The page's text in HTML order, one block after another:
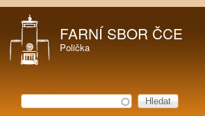
FARNÍ SBOR ČCE
Polička
Vyhledávání
Hledat